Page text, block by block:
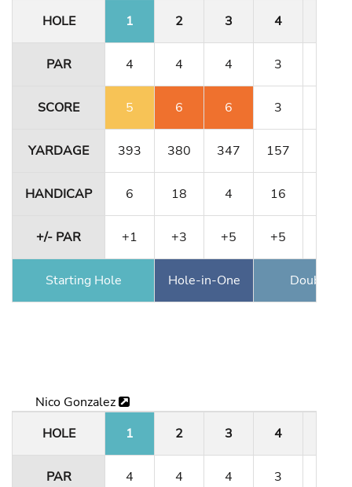
HOLE
1 2 3 4
PAR 4 4 4 3
SCORE 5 6 6 3
YARDAGE 393 380 347 157
HANDICAP 6 18 4 16
+/- PAR +1 +3 +5 +5
Starting Hole Hole-in-One Double
Nico Gonzalez
HOLE
1 2 3 4
PAR 4 4 4 3